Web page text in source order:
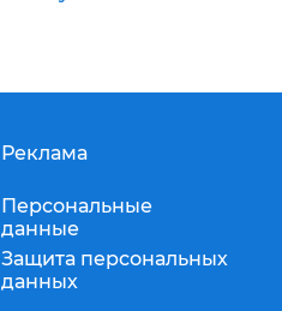
Реклама
Персональные
данные
Защита персональных
данных